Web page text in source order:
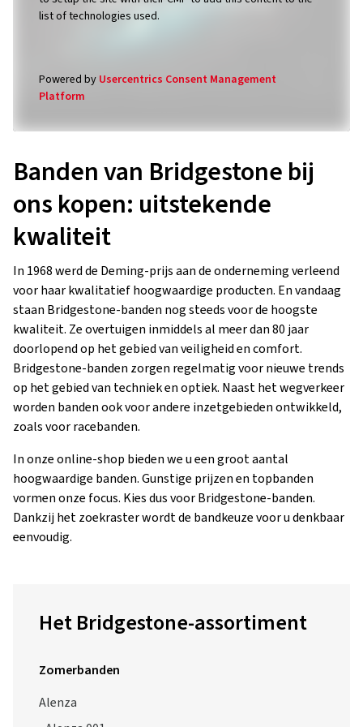
Platform
ons kopen: uitstekende
kwaliteit
In 1968 werd de Deming-prijs aan de onderneming verleend
voor haar kwalitatief hoogwaardige producten. En vandaag
staan Bridgestone-banden nog steeds voor de hoogste
kwaliteit. Ze overtuigen inmiddels al meer dan 80 jaar
doorlopend op het gebied van veiligheid en comfort.
Bridgestone-banden zorgen regelmatig voor nieuwe trends
op het gebied van techniek en optiek. Naast het wegverkeer
worden banden ook voor andere inzetgebieden ontwikkeld,
zoals voor racebanden.
hoogwaardige banden. Gunstige prijzen en topbanden
vormen onze focus. Kies dus voor Bridgestone-banden.
Dankzij het zoekraster wordt de bandkeuze voor u denkbaar
eenvoudig.
Alenza 001